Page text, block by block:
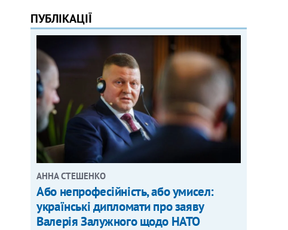
ПУБЛІКАЦІЇ
АННА СТЕШЕНКО
Або непрофесійність, або умисел:
українські дипломати про заяву
Валерія Залужного щодо НАТО